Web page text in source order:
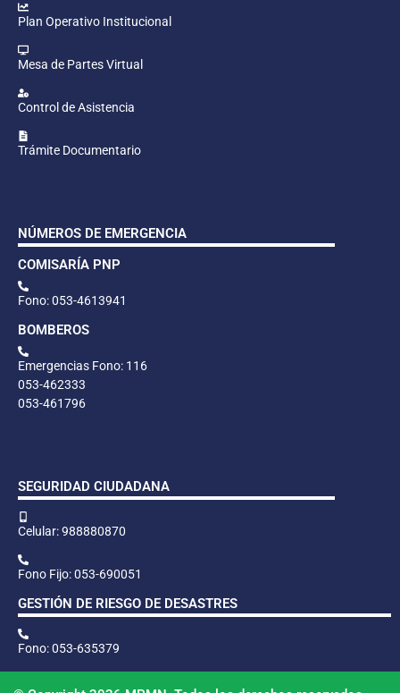
Plan Operativo Institucional
Mesa de Partes Virtual
Control de Asistencia
Trámite Documentario
NÚMEROS DE EMERGENCIA
COMISARÍA PNP
Fono: 053-4613941
BOMBEROS
Emergencias Fono: 116
053-462333
053-461796
SEGURIDAD CIUDADANA
Celular: 988880870
Fono Fijo: 053-690051
GESTIÓN DE RIESGO DE DESASTRES
Fono: 053-635379